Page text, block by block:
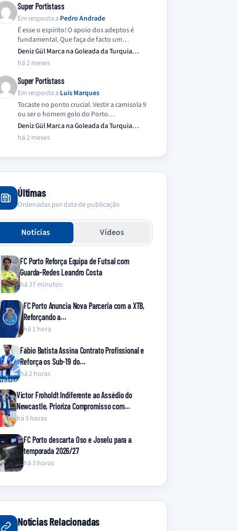
Super Portistass
Em resposta a Pedro Andrade
É esse o espírito! O apoio dos adeptos é
fundamental. Que faça de facto um…
Deniz Gül Marca na Goleada da Turquia
Frente…
há 2 meses
Super Portistass
Em resposta a Luis Marques
Tocaste no ponto crucial. Vestir a camisola 9
ou ser o homem golo do Porto…
Deniz Gül Marca na Goleada da Turquia
Frente…
há 2 meses
Últimas
Ordenadas por data de publicação
Notícias Vídeos
FC Porto Reforça Equipa de Futsal com
Guarda-Redes Leandro Costa
há 37 minutos
FC Porto Anuncia Nova Parceria com a XTB,
Reforçando a…
há 1 hora
Fábio Batista Assina Contrato Profissional e
Reforça os Sub-19 do…
há 2 horas
Victor Froholdt Indiferente ao Assédio do
Newcastle, Prioriza Compromisso com…
há 3 horas
FC Porto descarta Oso e Joselu para a
temporada 2026/27
há 3 horas
Notícias Relacionadas